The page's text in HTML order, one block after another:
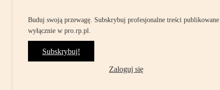
Buduj swoją przewagę. Subskrybuj profesjonalne treści publikowane
wyłącznie w pro.rp.pl.
Subskrybuj!
Zaloguj się